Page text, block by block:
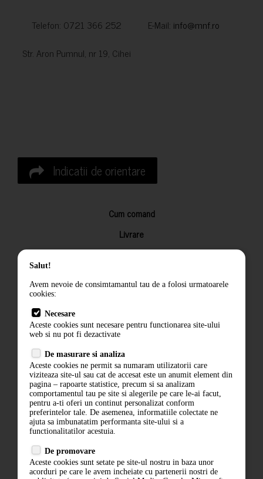
Telefon: 0721 366 252 E-Mail: info@mnf.ro
Str. Aron Pumnul, nr 19, Cihei
Indicatii de orientare
Cum comand
Livrare
Returnarea produselor
Termeni si conditii
Politica de confidentialitate
ANPC
ABONARE LA NEWSLETTER
Salut!
Avem nevoie de consimtamantul tau de a folosi urmatoarele
cookies:
Necesare
Aceste cookies sunt necesare pentru functionarea site-ului
web si nu pot fi dezactivate
De masurare si analiza
Aceste cookies ne permit sa numaram utilizatorii care
viziteaza site-ul sau cat de accesat este un anumit element din
pagina – rapoarte statistice, precum si sa analizam
comportamentul tau pe site si alegerile pe care le-ai facut,
pentru a-ti oferi un continut personalizat conform
preferintelor tale. De asemenea, informatiile colectate ne
ajuta sa imbunatatim performanta site-ului si a
functionalitatilor acestuia.
De promovare
Aceste cookies sunt setate pe site-ul nostru in baza unor
acorduri pe care le avem incheiate cu partenerii nostri de